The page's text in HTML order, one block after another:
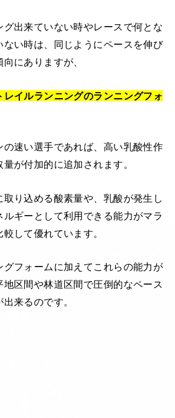
出来ていない時やレースで何とな
ない時は、同じようにペースを伸び
にありますが、
レイルランニングのランニングフォ
の速い選手であれば、高い乳酸性作
が付加的に追加されます。
り込める酸素量や、乳酸が発生し
ルギーとして利用できる能力がマラ
して優れています。
グフォームに加えてこれらの能力が
区間や林道区間で圧倒的なペース
来るのです。